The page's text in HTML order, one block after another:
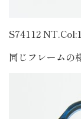
S74112
同じフレームの